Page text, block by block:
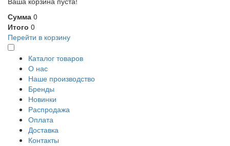
Сумма 0
Итого 0
Перейти в корзину
Каталог товаров
О нас
Наше производство
Бренды
Новинки
Распродажа
Оплата
Доставка
Контакты